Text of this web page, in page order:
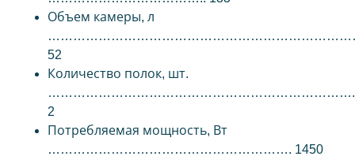
Объем камеры, л
52
Количество полок, шт.
2
Потребляемая мощность, Вт
…………………………………………………. 1450